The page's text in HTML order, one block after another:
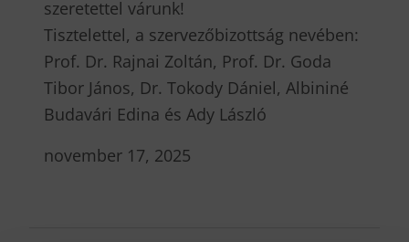
szeretettel várunk!
Tisztelettel, a szervezőbizottság nevében:
Prof. Dr. Rajnai Zoltán, Prof. Dr. Goda
Tibor János, Dr. Tokody Dániel, Albininé
Budavári Edina és Ady László
november 17, 2025